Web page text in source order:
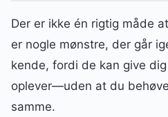
Der er ikke én rigtig måde
er nogle mønstre, der går
kende, fordi de kan give
oplever—uden at du
samme.